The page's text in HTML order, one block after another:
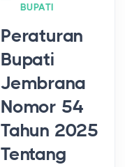
BUPATI
Peraturan
Bupati
Jembrana
Nomor 54
Tahun 2025
Tentang